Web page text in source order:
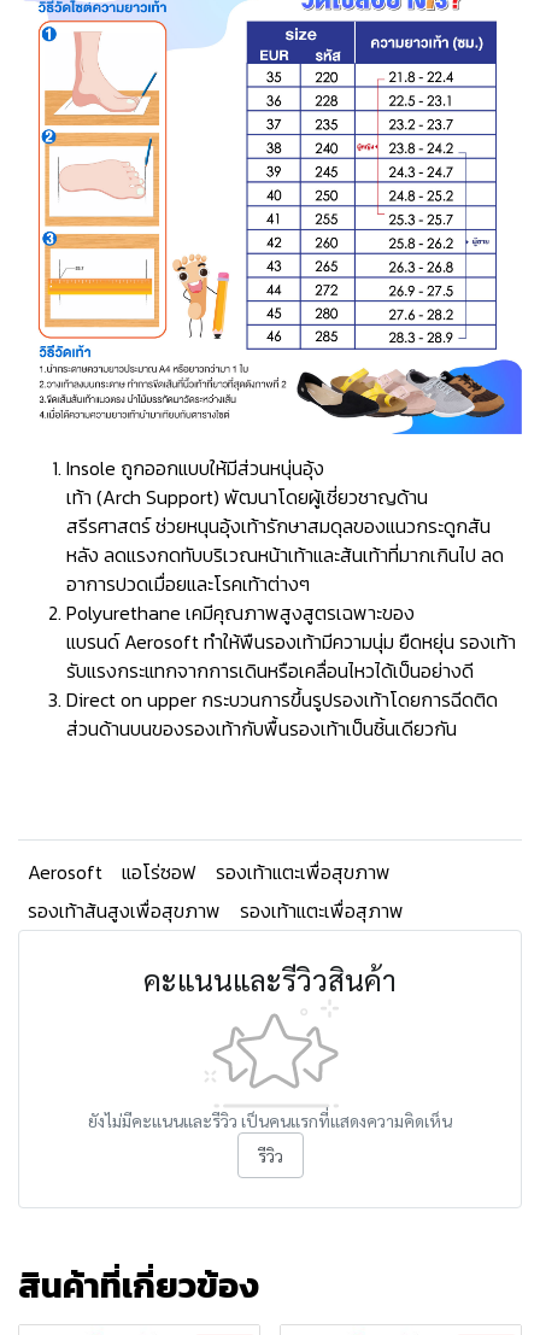
Insole ถูกออกแบบให้มีส่วนหนุ่นอุ้ง
เท้า (Arch Support) พัฒนาโดยผู้เชี่ยวชาญด้าน
สรีรศาสตร์ ช่วยหนุนอุ้งเท้ารักษาสมดุลของแนวกระดูกสัน
หลัง ลดแรงกดทับบริเวณหน้าเท้าและส้นเท้าที่มากเกินไป ลด
อาการปวดเมื่อยและโรคเท้าต่างๆ
Polyurethane เคมีคุณภาพสูงสูตรเฉพาะของ
แบรนด์ Aerosoft ทำให้พืนรองเท้ามีความนุ่ม ยืดหยุ่น รองเท้า
รับแรงกระแทกจากการเดินหรือเคลื่อนไหวได้เป็นอย่างดี
Direct on upper กระบวนการขึ้นรูปรองเท้าโดยการฉีดติด
ส่วนด้านบนของรองเท้ากับพื้นรองเท้าเป็นชิ้นเดียวกัน
Aerosoft แอโร่ซอฟ
รองเท้าแตะเพื่อสุขภาพ
รองเท้าส้นสูงเพื่อสุขภาพ
รองเท้าแตะเพื่อสุภาพ
คะแนนและรีวิวสินค้า
ยังไม่มีคะแนนและรีวิว เป็นคนแรกที่แสดงความคิดเห็น
รีวิว
สินค้าที่เกี่ยวข้อง